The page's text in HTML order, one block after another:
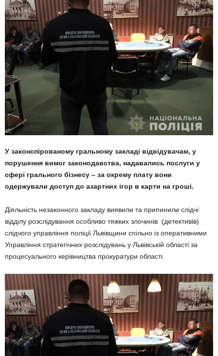
У законспірованому гральному закладі відвідувачам, у
порушення вимог законодавства, надавались послуги у
сфері грального бізнесу – за окрему плату вони
одержували доступ до азартних ігор в карти на гроші.
Діяльність незаконного закладу виявили та припинили слідчі
відділу розслідування особливо тяжких злочинів (детективів)
слідчого управління поліції Львівщини спільно із оперативними
Управління стратегічних розслідувань у Львівській області за
процесуального керівництва прокуратури області.